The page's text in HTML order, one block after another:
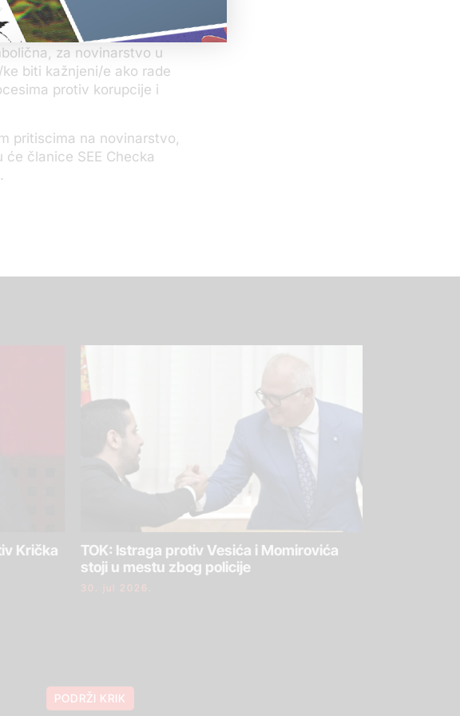
je optuženi na snimku
za novinarstvo u
biti kažnjeni/e ako rade
protiv korupcije i
pritiscima na novinarstvo,
članice SEE Checka
Krička
TOK: Istraga protiv Vesića i Momirovića
stoji u mestu zbog policije
30. jul 2026.
PODRŽI KRIK